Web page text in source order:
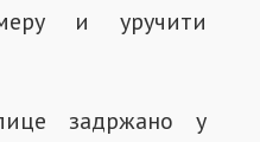
и уручити
задржано у